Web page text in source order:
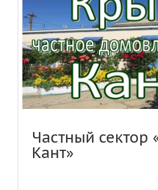
Частный сектор
Кант»